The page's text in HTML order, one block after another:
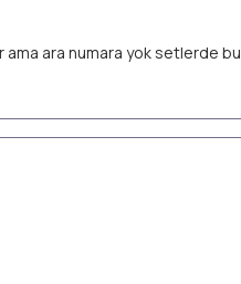
ama ara numara yok setlerde bu